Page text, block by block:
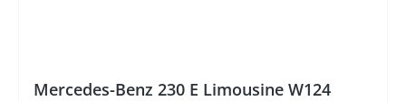
Mercedes-Benz 230 E Limousine W124